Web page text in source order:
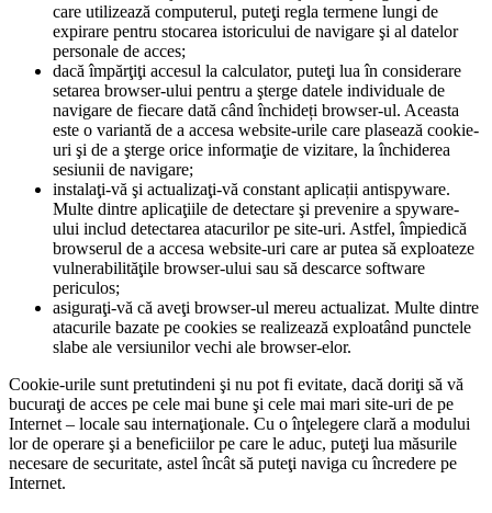
care utilizează computerul, puteţi regla termene lungi de
expirare pentru stocarea istoricului de navigare şi al datelor
personale de acces;
dacă împărţiţi accesul la calculator, puteţi lua în considerare
setarea browser-ului pentru a şterge datele individuale de
navigare de fiecare dată când închideți browser-ul. Aceasta
este o variantă de a accesa website-urile care plasează cookie-
uri şi de a şterge orice informaţie de vizitare, la închiderea
sesiunii de navigare;
instalaţi-vă şi actualizaţi-vă constant aplicații antispyware.
Multe dintre aplicaţiile de detectare şi prevenire a spyware-
ului includ detectarea atacurilor pe site-uri. Astfel, împiedică
browserul de a accesa website-uri care ar putea să exploateze
vulnerabilităţile browser-ului sau să descarce software
periculos;
asiguraţi-vă că aveţi browser-ul mereu actualizat. Multe dintre
atacurile bazate pe cookies se realizează exploatând punctele
slabe ale versiunilor vechi ale browser-elor.
Cookie-urile sunt pretutindeni şi nu pot fi evitate, dacă doriţi să vă
bucuraţi de acces pe cele mai bune şi cele mai mari site-uri de pe
Internet – locale sau internaţionale. Cu o înţelegere clară a modului
lor de operare şi a beneficiilor pe care le aduc, puteţi lua măsurile
necesare de securitate, astel încât să puteţi naviga cu încredere pe
Internet.